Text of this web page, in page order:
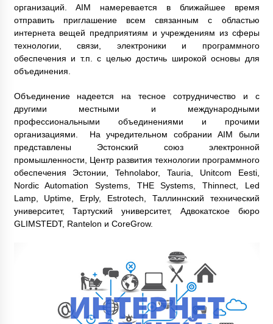
организаций. AIM намеревается в ближайшее время
отправить приглашение всем связанным с областью
интернета вещей предприятиям и учреждениям из сферы
технологии, связи, электроники и программного
обеспечения и т.п. с целью достичь широкой основы для
объединения.
Объединение надеется на тесное сотрудничество и с
другими местными и международными
профессиональными объединениями и прочими
организациями. На учредительном собрании AIM были
представлены Эстонский союз электронной
промышленности, Центр развития технологии программного
обеспечения Эстонии, Tehnolabor, Tauria, Unitcom Eesti,
Nordic Automation Systems, THE Systems, Thinnect, Led
Lamp, Uptime, Erply, Estrotech, Таллиннский технический
университет, Тартуский университет, Адвокатское бюро
GLIMSTEDT, Rantelon и CoreGrow.